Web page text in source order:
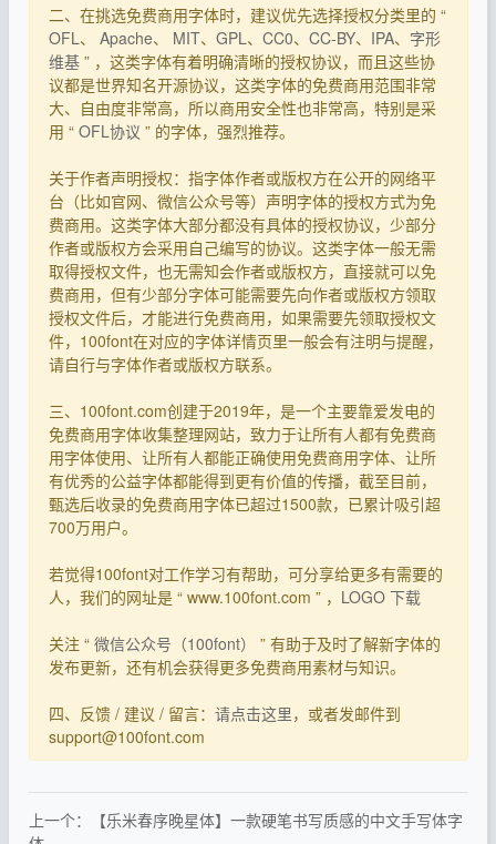
二、在挑选免费商用字体时，建议优先选择授权分类里的 “
OFL 、 Apache、 MIT、 GPL 、 CC0、 CC-BY、 IPA、 字形
维基 ” ，这类字体有着明确清晰的授权协议，而且这些协
议都是世界知名开源协议，这类字体的免费商用范围非常
大、自由度非常高，所以商用安全性也非常高，特别是采
用 “ OFL协议 ” 的字体，强烈推荐。
关于作者声明授权：指字体作者或版权方在公开的网络平
台（比如官网、微信公众号等）声明字体的授权方式为免
费商用。这类字体大部分都没有具体的授权协议，少部分
作者或版权方会采用自己编写的协议。这类字体一般无需
取得授权文件，也无需知会作者或版权方，直接就可以免
费商用，但有少部分字体可能需要先向作者或版权方领取
授权文件后，才能进行免费商用，如果需要先领取授权文
件，100font在对应的字体详情页里一般会有注明与提醒，
请自行与字体作者或版权方联系。
三、100font.com创建于2019年，是一个主要靠爱发电的
免费商用字体收集整理网站，致力于让所有人都有免费商
用字体使用、让所有人都能正确使用免费商用字体、让所
有优秀的公益字体都能得到更有价值的传播，截至目前，
甄选后收录的免费商用字体已超过1500款，已累计吸引超
700万用户。
若觉得100font对工作学习有帮助，可分享给更多有需要的
人，我们的网址是 “ www.100font.com ” ， LOGO 下载
关注 “ 微信公众号（100font）
” 有助于及时了解新字体的
发布更新，还有机会获得更多免费商用素材与知识。
四、反馈 / 建议 / 留言： 请点击这里，或者发邮件到
support@100font.com
上一个：【乐米春序晚星体】一款硬笔书写质感的中文手写体字